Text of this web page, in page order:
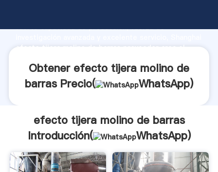
fuerte capacidad de producción, fuerza de
efecto tijera molino de barras proveedor crea el
Obtener efecto tijera molino de
barras Precio(
WhatsApp)
efecto tijera molino de barras
Introducción(
WhatsApp)